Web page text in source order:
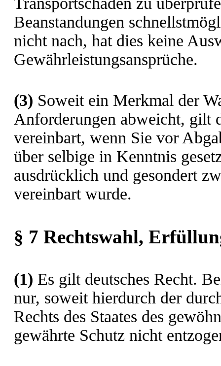
Beanstandungen
nicht nach, hat dies keine
Gewährleistungsansprüche.
(3) Soweit ein Merkmal der
Anforderungen abweicht, gilt
vereinbart, wenn Sie vor
über selbige in Kenntnis
ausdrücklich und gesondert
vereinbart wurde.
§ 7 Rechtswahl,
(1) Es gilt deutsches Recht.
nur, soweit hierdurch der
Rechts des Staates des
gewährte Schutz nicht